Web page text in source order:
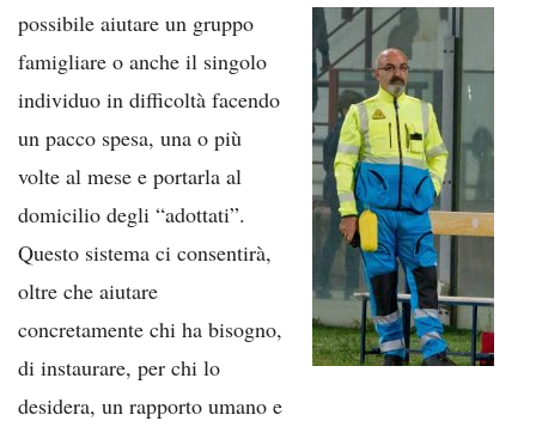
possibile aiutare un gruppo
famigliare o anche il singolo
individuo in difficoltà facendo
un pacco spesa, una o più
volte al mese e portarla al
domicilio degli “adottati”.
Questo sistema ci consentirà,
oltre che aiutare
concretamente chi ha bisogno,
di instaurare, per chi lo
desidera, un rapporto umano e